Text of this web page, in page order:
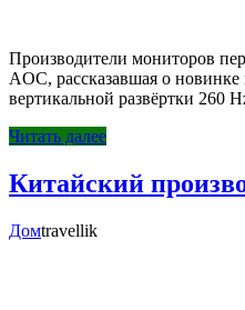
Производители мониторов
AOC, рассказавшая о
вертикальной развёртки 260
Читать далее
Китайский
Домtravellik